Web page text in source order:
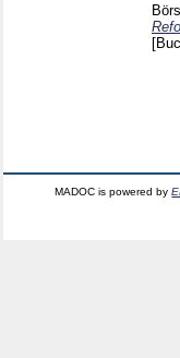
MADOC is powered by